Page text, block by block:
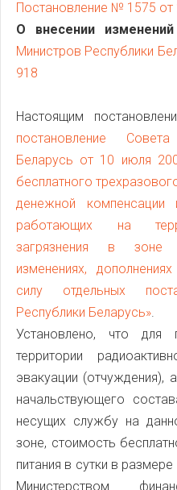
Постановление № 1575 от
О внесении
Министров Республики
918
Настоящим
постановление
Беларусь от 10 июля
бесплатного
денежной
работающих на
загрязнения в зоне
изменениях,
силу отдельных
Республики Беларусь».
Установлено, что для
территории
эвакуации (отчуждения),
начальствующего
несущих службу на
зоне, стоимость
питания в сутки в
Министерством